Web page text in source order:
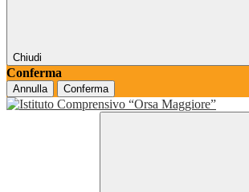
Chiudi
Conferma
Annulla Conferma